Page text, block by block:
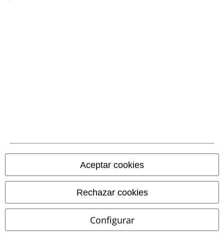
Aceptar cookies
Rechazar cookies
Configurar
Métodos de pago
adelantado